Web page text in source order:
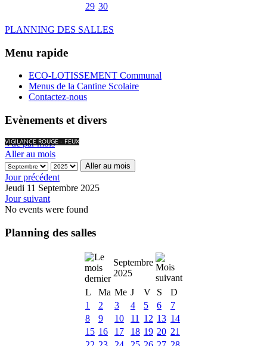
29 30
PLANNING DES SALLES
Menu rapide
ECO-LOTISSEMENT Communal
Menus de la Cantine Scolaire
Contactez-nous
Evènements et divers
VIGILANCE ROUGE - FEUX
Vue par mois
Aller au mois
Aller au mois
Jour précédent
Jeudi 11 Septembre 2025
Jour suivant
No events were found
Planning des salles
Septembre
2025
L
Ma Me J V S
D
1
2 3 4 5 6
7
8
9 10 11 12 13 14
15 16 17 18 19 20 21